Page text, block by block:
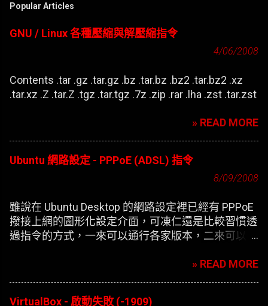
Popular Articles
GNU / Linux 各種壓縮與解壓縮指令
4/06/2008
Contents .tar .gz .tar.gz .bz .tar.bz .bz2 .tar.bz2 .xz
.tar.xz .Z .tar.Z .tgz .tar.tgz .7z .zip .rar .lha .zst .tar.zst
» READ MORE
Ubuntu 網路設定 - PPPoE (ADSL) 指令
8/09/2008
雖說在 Ubuntu Desktop 的網路設定裡已經有 PPPoE
撥接上網的圖形化設定介面，可凍仁還是比較習慣透
過指令的方式，一來可以通行各家版本，二來可以在
» READ MORE
VirtualBox - 啟動失敗 (-1909)